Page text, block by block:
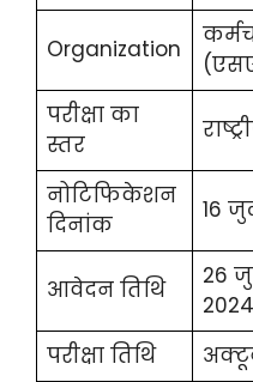
Organization
परीक्षा का
स्तर
नोटिफिकेशन
दिनांक
16
आवेदन तिथि
26
2024
परीक्षा तिथि